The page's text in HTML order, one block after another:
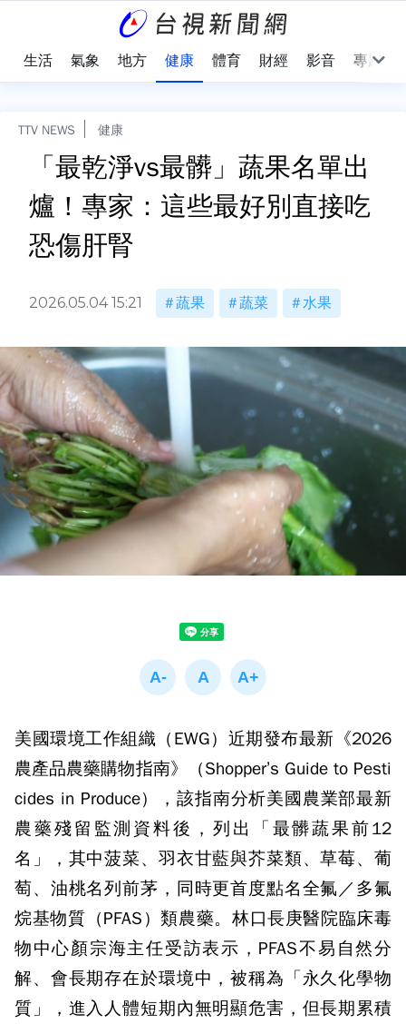
生活 氣象 地方 健康 體育 財經 影音 專題
TTV NEWS 健康
「最乾淨vs最髒」蔬果名單出
爐！專家：這些最好別直接吃
恐傷肝腎
2026.05.04 15:21 蔬果 蔬菜 水果
美國環境工作組織（EWG）近期發布最新《2026
農產品農藥購物指南》（Shopper’s Guide to Pesti
cides in Produce），該指南分析美國農業部最新
農藥殘留監測資料後，列出「最髒蔬果前12
名」，其中菠菜、羽衣甘藍與芥菜類、草莓、葡
萄、油桃名列前茅，同時更首度點名全氟／多氟
烷基物質（PFAS）類農藥。林口長庚醫院臨床毒
物中心顏宗海主任受訪表示，PFAS不易自然分
解、會長期存在於環境中，被稱為「永久化學物
質」，進入人體短期內無明顯危害，但長期累積